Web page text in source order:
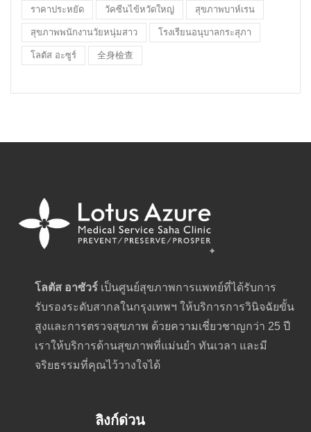
ราคาประหยัด วัคซีนไข้หวัดใหญ่ สุขภาพบาห์เรน
สุขภาพพนักงานวัยหนุ่มสาว โรงเรียนอนุบาลกระสุภา
โลตัส อะซูร์ 全身檢查
โลตัส อาซัวร์ เป็นศูนย์สุขภาพการแพทย์ที่ได้รับการ
รับรองระดับสากลในกรุงเทพฯ ให้บริการการวินิจฉัยขั้น
สูงและการตรวจสุขภาพ ด้วยความเชี่ยวชาญกว่า 25 ปี
เราให้บริการด้านสุขภาพที่แม่นยำ ทันเวลา และมี
จริยธรรมที่คุณไว้วางใจได้
ลิงก์ด่วน